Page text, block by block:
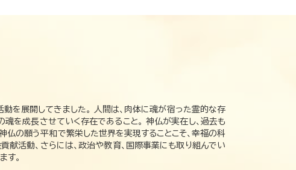
を展開してきました。 人間は、肉体に魂が宿った霊的な存
魂を成長させていく存在であること。 神仏が実在し、過去も
仏の願う平和で繁栄した世界を実現することこそ、幸福の科
活動、さらには、政治や教育、国際事業にも取り組んでい
す。